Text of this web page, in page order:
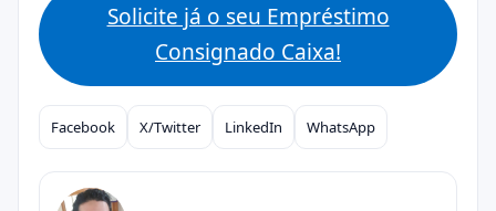
Solicite já o seu Empréstimo
Consignado Caixa!
Compartilhar
Facebook X/Twitter LinkedIn WhatsApp